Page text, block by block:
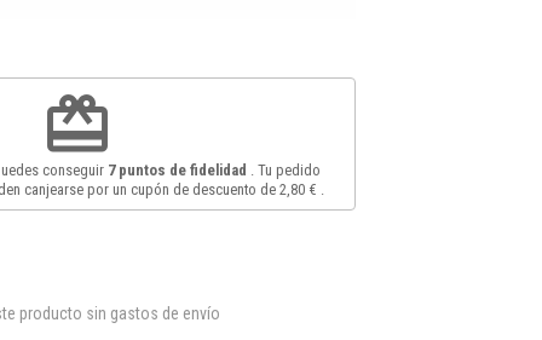
redeem
conseguir 7puntos de fidelidad . Tu pedido
canjearse por un cupón de descuento de 2,80 €
producto sin gastos de envío